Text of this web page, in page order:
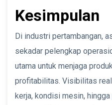
Kesimpulan
Di industri pertambangan,
sekadar pelengkap
utama untuk menjaga
profitabilitas. Visibilitas
kerja, kondisi mesin,